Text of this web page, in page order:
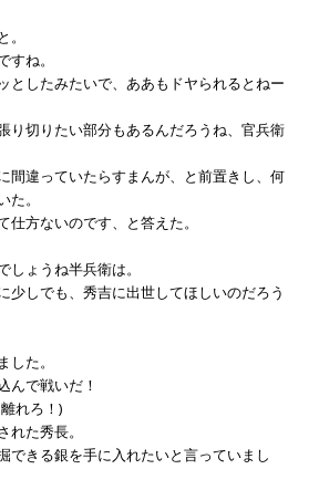
ね。
としたみたいで、ああもドヤられるとねー
り切りたい部分もあるんだろうね、官兵衛
間違っていたらすまんが、と前置きし、何
。
方ないのです、と答えた。
ょうね半兵衛は。
少しでも、秀吉に出世してほしいのだろう
た。
んで戦いだ！
れろ！)
た秀長。
できる銀を手に入れたいと言っていまし